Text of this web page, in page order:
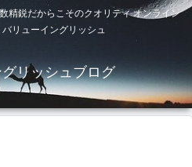
精鋭だからこそのクオリティ オンライン
リューイングリッシュ
リッシュブログ